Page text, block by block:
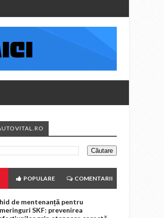
POPULARE COMENTARII
de mentenanță pentru
SKF: prevenirea